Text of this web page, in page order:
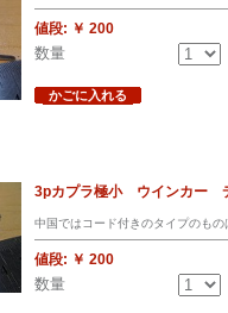
値段: ￥ 200
数量
かごに入れる
3pカプラ極小 ウインカー
中国ではコード付きのタイプのも
値段: ￥ 200
数量